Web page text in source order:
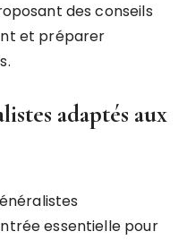
des conseils
et préparer
adaptés aux
essentielle pour